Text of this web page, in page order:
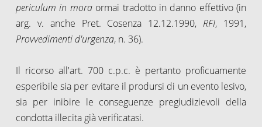
periculum in moraormai tradotto in danno effettivo (in
arg. v. anche Pret. Cosenza 12.12.1990, RFI, 1991,
Provvedimenti d'urgenza, n. 36).
Il ricorso all'art. 700 c.p.c. è pertanto proficuamente
esperibile sia per evitare il prodursi di un evento lesivo,
sia per inibire le conseguenze pregiudizievoli della
condotta illecita già verificatasi.